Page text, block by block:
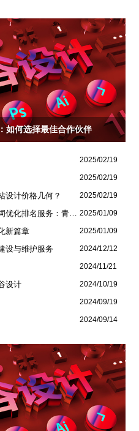
如何选择最佳合作伙伴
2025/02/19
2025/02/19
设计价格几何？ 2025/02/19
2025/01/09
新篇章 2025/01/09
设与维护服务 2024/12/12
2024/11/21
设计 2024/10/19
2024/09/19
2024/09/14